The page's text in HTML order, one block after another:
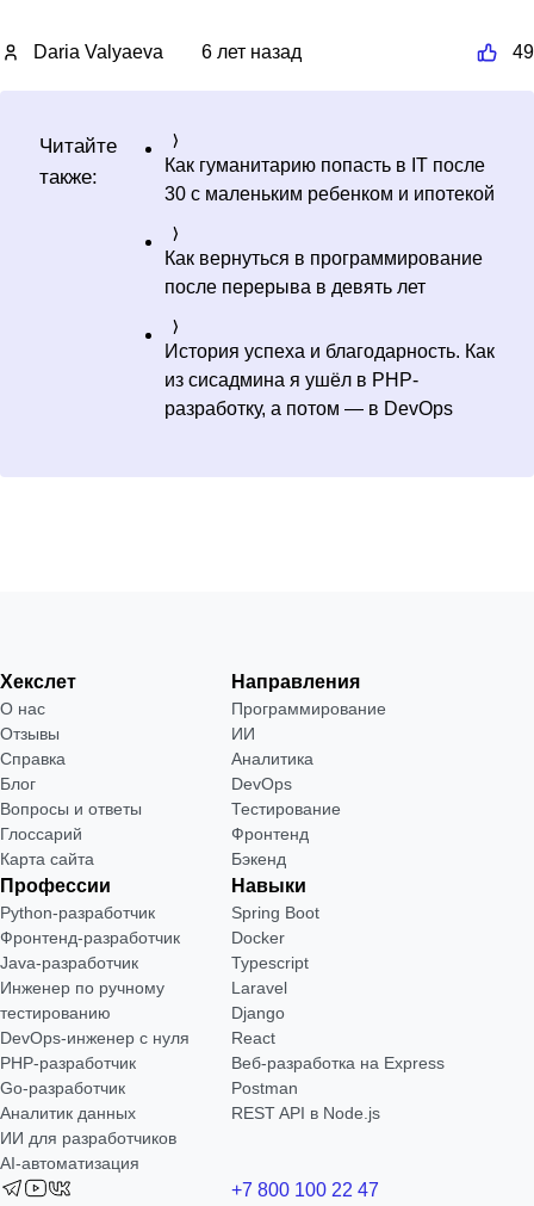
Daria Valyaeva 6 лет назад 49
Читайте
также:
Как гуманитарию попасть в IT после
30 с маленьким ребенком и ипотекой
Как вернуться в программирование
после перерыва в девять лет
История успеха и благодарность. Как
из сисадмина я ушёл в PHP-
разработку, а потом — в DevOps
Хекслет
О нас
Отзывы
Справка
Блог
Вопросы и ответы
Глоссарий
Карта сайта
Направления
Программирование
ИИ
Аналитика
DevOps
Тестирование
Фронтенд
Бэкенд
Профессии
Python-разработчик
Фронтенд-разработчик
Java-разработчик
Инженер по ручному
тестированию
DevOps-инженер с нуля
РНР-разработчик
Go-разработчик
Аналитик данных
ИИ для разработчиков
AI-автоматизация
Навыки
Spring Boot
Docker
Typescript
Laravel
Django
React
Веб-разработка на Express
Postman
REST API в Node.js
+7 800 100 22 47